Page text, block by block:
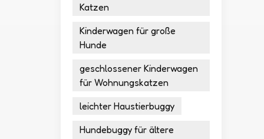
Katzen
Kinderwagen für große
Hunde
geschlossener Kinderwagen
für Wohnungskatzen
leichter Haustierbuggy
Hundebuggy für ältere